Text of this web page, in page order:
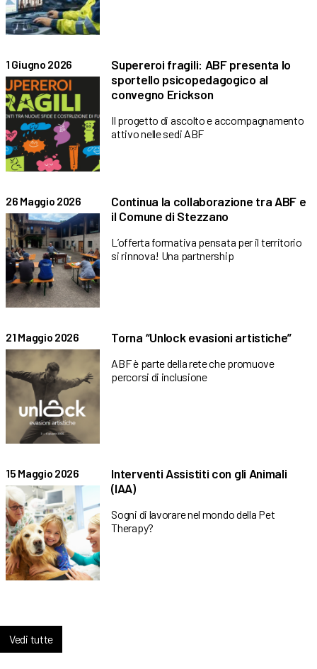
1 Giugno 2026
Supereroi fragili: ABF presenta lo
sportello psicopedagogico al
convegno Erickson
Il progetto di ascolto e accompagnamento
attivo nelle sedi ABF
26 Maggio 2026
Continua la collaborazione tra ABF e
il Comune di Stezzano
L’offerta formativa pensata per il territorio
si rinnova! Una partnership
21 Maggio 2026 Torna “Unlock evasioni artistiche”
ABF è parte della rete che promuove
percorsi di inclusione
15 Maggio 2026
Interventi Assistiti con gli Animali
(IAA)
Sogni di lavorare nel mondo della Pet
Therapy?
Vedi tutte